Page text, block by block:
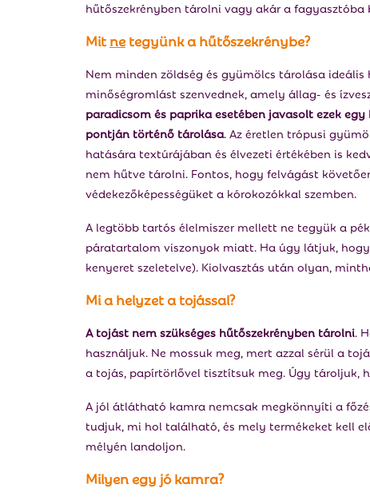
hűtőszekrényben tárolni vagy akár a
Mitnetegyünk a hűtőszekrénybe?
Nem minden zöldség és gyümölcs tárolása
minőségromlást szenvednek, amely állag- és
paradicsom és paprika esetében javasolt ezek
pontján történő tárolása. Az éretlen trópusi
hatására textúrájában és élvezeti értékében is
nem hűtve tárolni. Fontos, hogy felvágást
védekezőképességüket a kórokozókkal szemben.
A legtöbb tartós élelmiszer mellett ne tegyük a
páratartalom viszonyok miatt. Ha úgy látjuk,
kenyeret szeletelve). Kiolvasztás után olyan,
Mi a helyzet a tojással?
A tojást nem szükséges hűtőszekrényben tárolni.
használjuk. Ne mossuk meg, mert azzal sérül a
a tojás, papírtörlővel tisztítsuk meg. Úgy tároljuk,
A jól átlátható kamra nemcsak megkönnyíti a
tudjuk, mi hol található, és mely termékeket kell
mélyén landoljon.
Milyen egy jó kamra?